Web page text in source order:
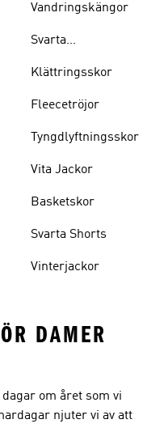
Vandringskängor
Svarta
Klättringsskor
Fleecetröjor
Tyngdlyftningsskor
Vita Jackor
Basketskor
Svarta Shorts
Vinterjackor
DAMER
om året som vi
njuter vi av att